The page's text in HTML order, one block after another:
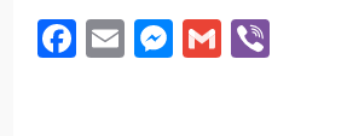
Facebook
EmailMessenger
Gmail